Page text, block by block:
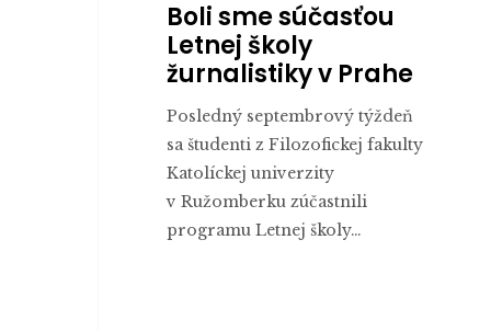
Boli sme súčasťou
Letnej školy
žurnalistiky v Prahe
Posledný septembrový týždeň
sa študenti z Filozofickej fakulty
Katolíckej univerzity
v Ružomberku zúčastnili
programu Letnej školy…